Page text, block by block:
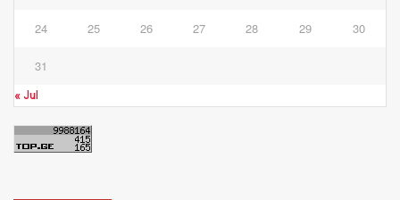
24 25 26 27 28 29 30
31
« Jul